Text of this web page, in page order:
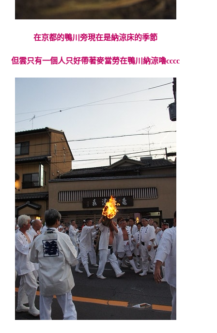
在京都的鴨川旁現在是納涼床的季節
但雲只有一個人只好帶著麥當勞在鴨川納涼嚕cccc